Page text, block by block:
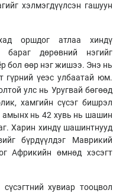
хэлмэгдүүлсэн гашуун
оршдог атлаа хиндү
дөрөвний нэгийг
бол өөр нэг жишээ. Энэ нь
гүрний үеэс улбаатай юм.
улс нь Уругвай бөгөөд
хамгийн сүсэг бишрэл
амынх нь 42 хувь нь шашин
Харин хиндү шашинтнууд
бүрдүүлдэг Маврикий
Африкийн өмнөд хэсэгт
хувиар тооцвол